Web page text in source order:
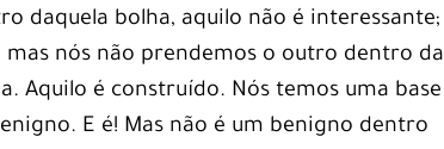
daquela bolha, aquilo não é interessante;
nós não prendemos o outro dentro da
Aquilo é construído. Nós temos uma base
E é! Mas não é um benigno dentro